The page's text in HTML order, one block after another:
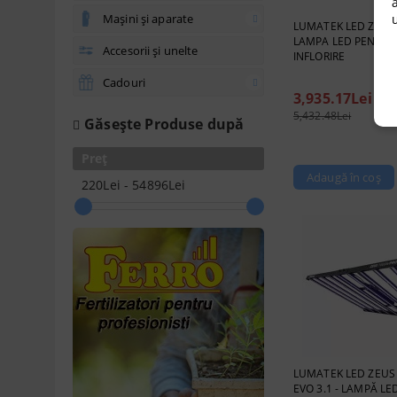
Mașini și aparate
Accesorii și unelte
Cadouri
Găseşte Produse după
220Lei - 54896Lei
LUMATEK LED
LAMPA LED PENTRU
INFLORIRE
3,935.17Lei
5,432.48Lei
LUMATEK LED
EVO 3.1 - LAMPĂ